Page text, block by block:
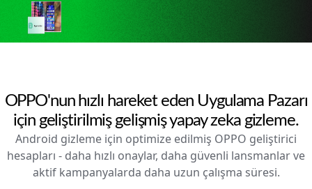
OPPO'nun hızlı hareket eden Uygulama Pazarı
için geliştirilmiş gelişmiş yapay zeka gizleme.
Android gizleme için optimize edilmiş OPPO geliştirici
hesapları - daha hızlı onaylar, daha güvenli lansmanlar ve
aktif kampanyalarda daha uzun çalışma süresi.